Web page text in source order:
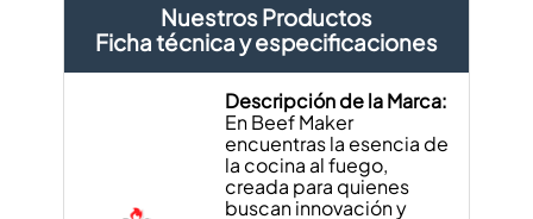
Nuestros Productos
Ficha técnica y especificaciones
Descripción de la Marca:
En Beef Maker
encuentras la esencia de
la cocina al fuego,
creada para quienes
buscan innovación y